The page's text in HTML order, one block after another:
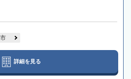
詳細を見る